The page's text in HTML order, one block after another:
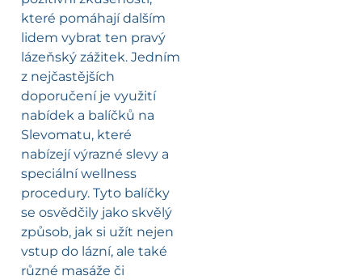
které pomáhají dalším
lidem vybrat ten pravý
lázeňský zážitek. Jedním
z nejčastějších
doporučení je využití
nabídek a balíčků na
Slevomatu, které
nabízejí výrazné slevy a
speciální wellness
procedury. Tyto balíčky
se osvědčily jako skvělý
způsob, jak si užít nejen
vstup do lázní, ale také
různé masáže či